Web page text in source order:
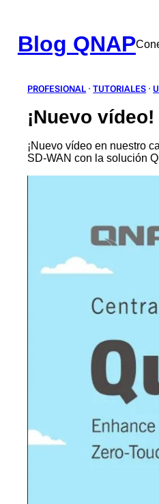
contenido
Blog QNAP
PROFESIONAL · TUTORIALES ·
¡Nuevo
¡Nuevo vídeo en nuestro
SD-WAN con la solución